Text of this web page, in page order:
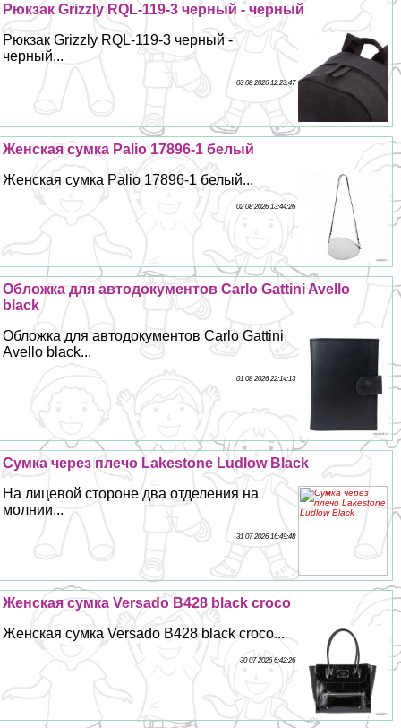
Рюкзак Grizzly RQL-119-3 черный - черный
Рюкзак Grizzly RQL-119-3 черный -
черный...
03 08 2026 12:23:47
Женская сумка Palio 17896-1 белый
Женская сумка Palio 17896-1 белый...
02 08 2026 13:44:26
Обложка для автодокументов Carlo Gattini Avello
black
Обложка для автодокументов Carlo Gattini
Avello black...
01 08 2026 22:14:13
Сумка через плечо Lakestone Ludlow Black
На лицевой стороне два отделения на
молнии...
31 07 2026 16:49:48
Женская сумка Versado B428 black croco
Женская сумка Versado B428 black croco...
30 07 2026 6:42:26